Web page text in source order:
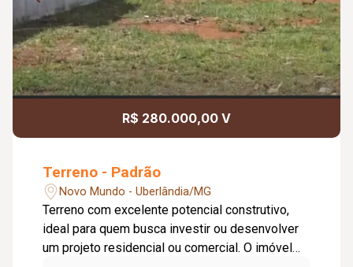
R$ 280.000,00 V
Terreno - Padrão
Novo Mundo - Uberlândia/MG
Terreno com excelente potencial construtivo,
ideal para quem busca investir ou desenvolver
um projeto residencial ou comercial. O imóvel